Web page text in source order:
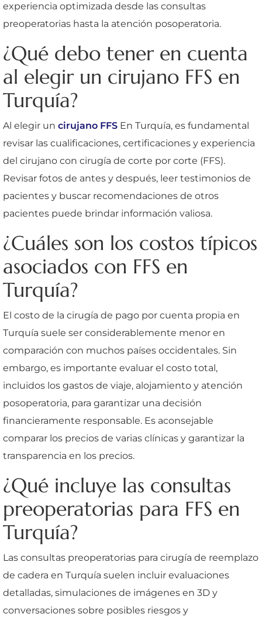
experiencia optimizada desde las consultas
preoperatorias hasta la atención posoperatoria.
¿Qué debo tener en cuenta
al elegir un cirujano FFS en
Turquía?
Al elegir un cirujano FFS En Turquía, es fundamental
revisar las cualificaciones, certificaciones y experiencia
del cirujano con cirugía de corte por corte (FFS).
Revisar fotos de antes y después, leer testimonios de
pacientes y buscar recomendaciones de otros
pacientes puede brindar información valiosa.
¿Cuáles son los costos típicos
asociados con FFS en
Turquía?
El costo de la cirugía de pago por cuenta propia en
Turquía suele ser considerablemente menor en
comparación con muchos países occidentales. Sin
embargo, es importante evaluar el costo total,
incluidos los gastos de viaje, alojamiento y atención
posoperatoria, para garantizar una decisión
financieramente responsable. Es aconsejable
comparar los precios de varias clínicas y garantizar la
transparencia en los precios.
¿Qué incluye las consultas
preoperatorias para FFS en
Turquía?
Las consultas preoperatorias para cirugía de reemplazo
de cadera en Turquía suelen incluir evaluaciones
detalladas, simulaciones de imágenes en 3D y
conversaciones sobre posibles riesgos y